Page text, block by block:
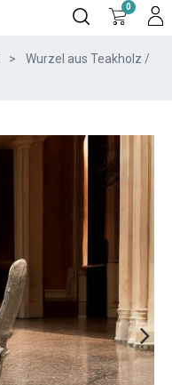
0
Wurzel aus Teakholz /